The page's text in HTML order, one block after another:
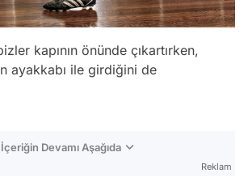
kapının önünde çıkartırken,
ayakkabı ile girdiğini de
İçeriğin Devamı Aşağıda
Reklam